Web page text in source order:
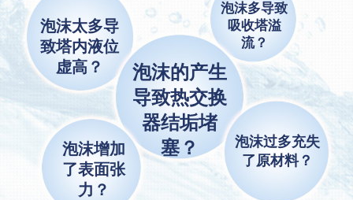
泡沫太多导
致塔内液位
虚高？
泡沫多导致
吸收塔溢
流？
泡沫的产生
导致热交换
器结垢堵
塞？
泡沫增加
了表面张
力？
泡沫过多充失
了原材料？